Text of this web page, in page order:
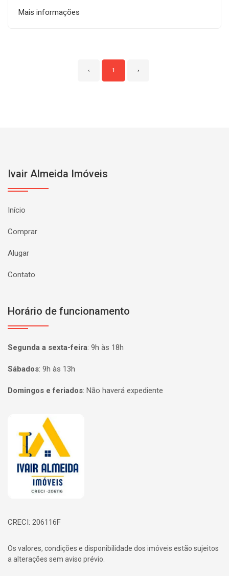
Mais informações
‹ 1 ›
Ivair Almeida Imóveis
Início
Comprar
Alugar
Contato
Horário de funcionamento
Segunda a sexta-feira: 9h às 18h
Sábados: 9h às 13h
Domingos e feriados: Não haverá expediente
Página inicial
CRECI: 206116F
Os valores, condições e disponibilidade dos imóveis estão sujeitos
a alterações sem aviso prévio.